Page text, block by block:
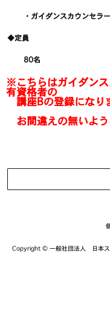
・ガイダンスカウンセラ
◆定員
80名
※こちらはガイダン
有資格者の
講座Bの登録になり
お間違えの無いよう
Copyright © 一般社団法人 日本ス